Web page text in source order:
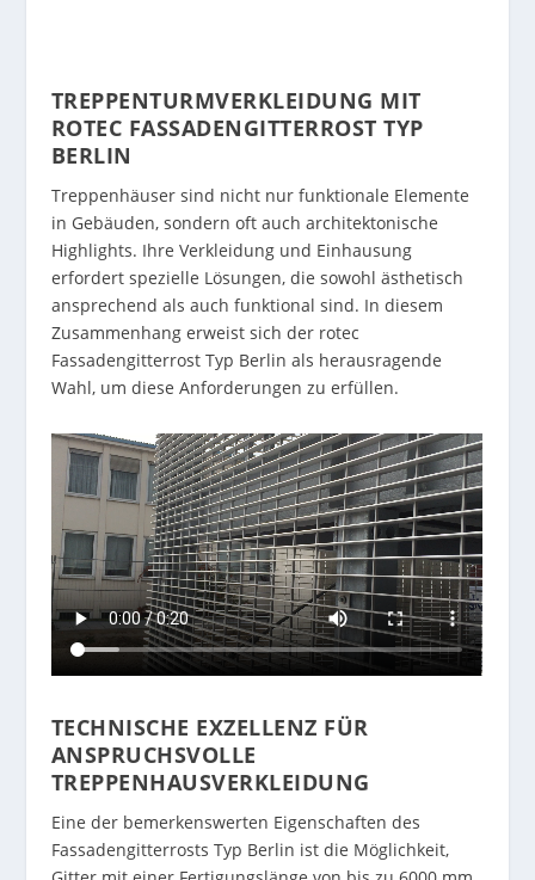
TREPPENTURMVERKLEIDUNG MIT
ROTEC FASSADENGITTERROST TYP
BERLIN
Treppenhäuser sind nicht nur funktionale Elemente
in Gebäuden, sondern oft auch architektonische
Highlights. Ihre Verkleidung und Einhausung
erfordert spezielle Lösungen, die sowohl ästhetisch
ansprechend als auch funktional sind. In diesem
Zusammenhang erweist sich der rotec
Fassadengitterrost Typ Berlin als herausragende
Wahl, um diese Anforderungen zu erfüllen.
TECHNISCHE EXZELLENZ FÜR
ANSPRUCHSVOLLE
TREPPENHAUSVERKLEIDUNG
Eine der bemerkenswerten Eigenschaften des
Fassadengitterrosts Typ Berlin ist die Möglichkeit,